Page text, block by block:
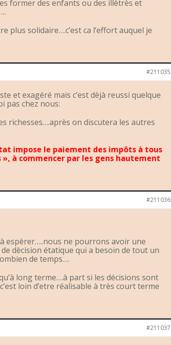
former des enfants ou des illètrès et
plus solidaire….c’est ca l’effort auquel je
#211035
et exagéré mais c’est dèjà reussi quelque
pas chez nous:
richesses….après on discutera les autres
impose le paiement des impôts à tous
», à commencer par les gens hautement
#211036
espèrer…..nous ne pourrons avoir une
dècision étatique qui a besoin de tout un
de temps….
long terme….à part si les décisions sont
loin d’etre réalisable à très court terme
#211037